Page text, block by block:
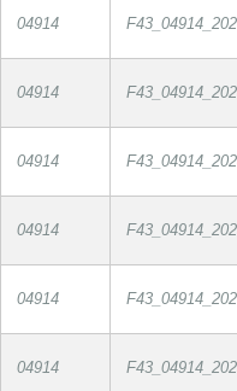
04914
04914
04914
04914
04914
04914